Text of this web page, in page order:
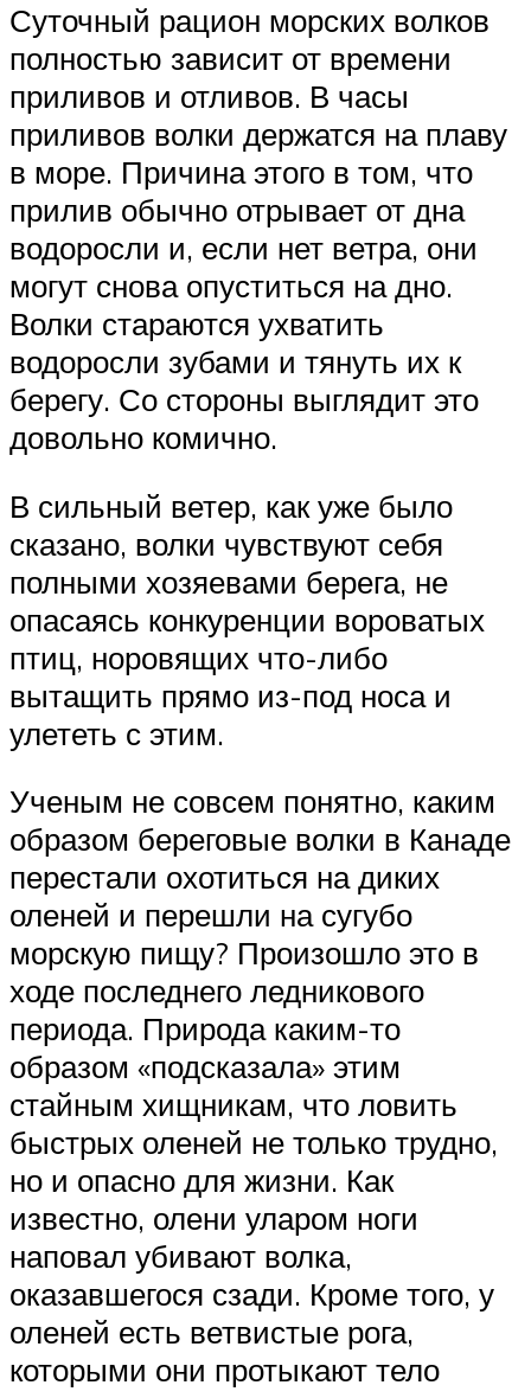
Суточный рацион морских волков
полностью зависит от времени
приливов и отливов. В часы
приливов волки держатся на плаву
в море. Причина этого в том, что
прилив обычно отрывает от дна
водоросли и, если нет ветра, они
могут снова опуститься на дно.
Волки стараются ухватить
водоросли зубами и тянуть их к
берегу. Со стороны выглядит это
довольно комично.
В сильный ветер, как уже было
сказано, волки чувствуют себя
полными хозяевами берега, не
опасаясь конкуренции вороватых
птиц, норовящих что-либо
вытащить прямо из-под носа и
улететь с этим.
Ученым не совсем понятно, каким
образом береговые волки в Канаде
перестали охотиться на диких
оленей и перешли на сугубо
морскую пищу? Произошло это в
ходе последнего ледникового
периода. Природа каким-то
образом «подсказала» этим
стайным хищникам, что ловить
быстрых оленей не только трудно,
но и опасно для жизни. Как
известно, олени уларом ноги
наповал убивают волка,
оказавшегося сзади. Кроме того, у
оленей есть ветвистые рога,
которыми они протыкают тело